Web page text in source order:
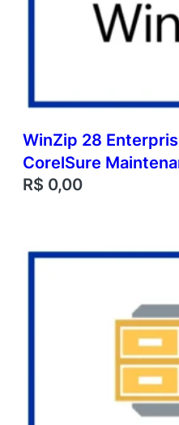
WinZip 28
CorelSure
R$ 0,00